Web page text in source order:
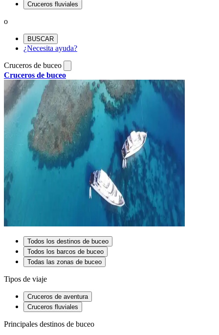
Cruceros fluviales
o
BUSCAR
¿Necesita ayuda?
Cruceros de buceo
Cruceros de buceo
Todos los destinos de buceo
Todos los barcos de buceo
Todas las zonas de buceo
Tipos de viaje
Cruceros de aventura
Cruceros fluviales
Principales destinos de buceo